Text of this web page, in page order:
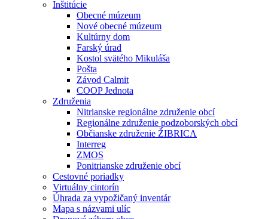
Inštitúcie
Obecné múzeum
Nové obecné múzeum
Kultúrny dom
Farský úrad
Kostol svätého Mikuláša
Pošta
Závod Calmit
COOP Jednota
Združenia
Nitrianske regionálne združenie obcí
Regionálne združenie podzoborských obcí
Občianske združenie ŽIBRICA
Interreg
ZMOS
Ponitrianske združenie obcí
Cestovné poriadky
Virtuálny cintorín
Úhrada za vypožičaný inventár
Mapa s názvami ulíc